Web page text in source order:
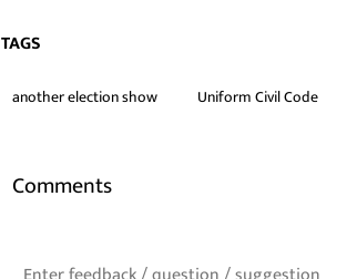
TAGS
another election show Uniform Civil Code
Comments